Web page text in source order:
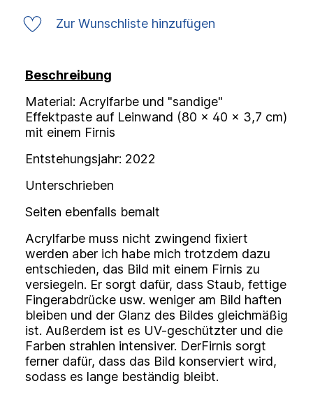
Zur Wunschliste hinzufügen
Beschreibung
Material: Acrylfarbe und "sandige"
Effektpaste auf Leinwand (80 x 40 x 3,7 cm)
mit einem Firnis
Entstehungsjahr: 2022
Unterschrieben
Seiten ebenfalls bemalt
Acrylfarbe muss nicht zwingend fixiert
werden aber ich habe mich trotzdem dazu
entschieden, das Bild mit einem Firnis zu
versiegeln. Er sorgt dafür, dass Staub, fettige
Fingerabdrücke usw. weniger am Bild haften
bleiben und der Glanz des Bildes gleichmäßig
ist. Außerdem ist es UV-geschützter und die
Farben strahlen intensiver. DerFirnis sorgt
ferner dafür, dass das Bild konserviert wird,
sodass es lange beständig bleibt.